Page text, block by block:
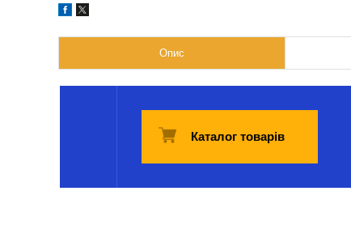
Опис
Каталог товарів